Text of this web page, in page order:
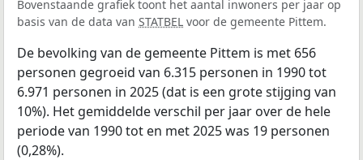
Bovenstaande grafiek toont het aantal inwoners per jaar op
basis van de data van STATBEL voor de gemeente Pittem.
De bevolking van de gemeente Pittem is met 656
personen gegroeid van 6.315 personen in 1990 tot
6.971 personen in 2025 (dat is een grote stijging van
10%). Het gemiddelde verschil per jaar over de hele
periode van 1990 tot en met 2025 was 19 personen
(0,28%).